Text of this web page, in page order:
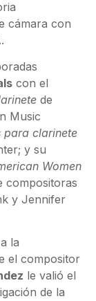
cámara con
con el
de
Music
para clarinete
y su
Women
compositoras
y Jennifer
la
el compositor
le valió el
de la